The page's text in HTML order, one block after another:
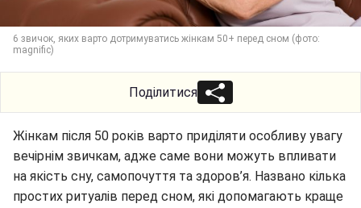
6 звичок, яких варто дотримуватись жінкам 50+ перед сном (фото:
magnific)
Поділитися
Жінкам після 50 років варто приділяти особливу увагу
вечірнім звичкам, адже саме вони можуть впливати
на якість сну, самопочуття та здоров’я. Названо кілька
простих ритуалів перед сном, які допомагають краще